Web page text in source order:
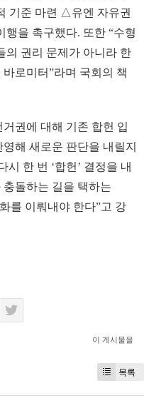
기준 마련 △유엔 자유권
행을 촉구했다. 또한 “수형
의 권리 문제가 아니라 한
로미터”라며 국회의 책
권에 대해 기존 합헌 입
해 새로운 판단을 내릴지
한 번 ‘합헌’ 결정을 내
돌하는 길을 택하는
를 이뤄내야 한다”고 강
이 게시물을
목록